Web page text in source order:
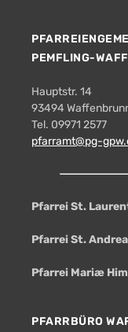
PEMFLING-
Hauptstr. 14
93494
Tel. 09971 2577
pfarramt@pg-
Pfarrei St.
Pfarrei St.
Pfarrei Mariæ
PFARRBÜRO